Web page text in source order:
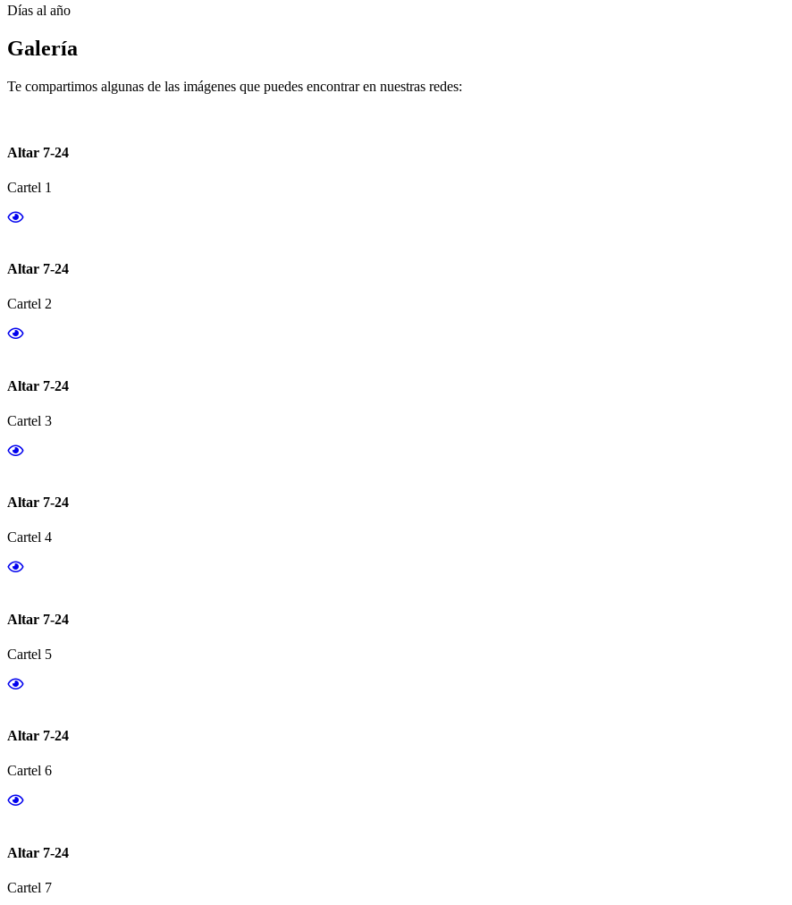
Días al año
Galería
Te compartimos algunas de las imágenes que puedes encontrar en nuestras redes:
Altar 7-24
Cartel 1
Altar 7-24
Cartel 2
Altar 7-24
Cartel 3
Altar 7-24
Cartel 4
Altar 7-24
Cartel 5
Altar 7-24
Cartel 6
Altar 7-24
Cartel 7